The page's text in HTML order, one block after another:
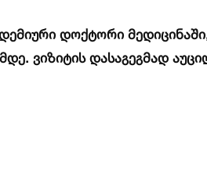
დოქტორი
ვიზიტის დასაგეგმად